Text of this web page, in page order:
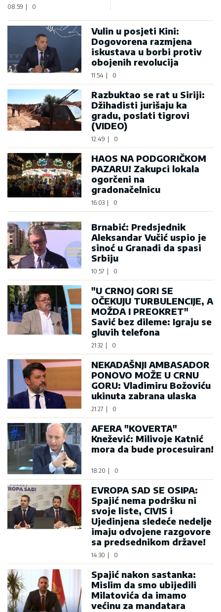
08:59 0
Vulin u posjeti Kini:
Dogovorena razmjena
iskustava u borbi protiv
obojenih revolucija
11:54 0
Razbuktao se rat u Siriji:
Džihadisti jurišaju ka
gradu, poslati tigrovi
(VIDEO)
12:49 0
HAOS NA PODGORIČKOM
PAZARU! Zakupci lokala
ogorčeni na
gradonačelnicu
16:03 0
Brnabić: Predsjednik
Aleksandar Vučić uspio je
sinoć u Granadi da spasi
Srbiju
10:57 0
"U CRNOJ GORI SE
OČEKUJU TURBULENCIJE, A
MOŽDA I PREOKRET"
Savić bez dileme: Igraju se
gluvih telefona
21:32 0
NEKADAŠNJI AMBASADOR
PONOVO MOŽE U CRNU
GORU: Vladimiru Božoviću
ukinuta zabrana ulaska
21:27 0
AFERA "KOVERTA"
Knežević: Milivoje Katnić
mora da bude procesuiran!
18:20 0
EVROPA SAD SE OSIPA:
Spajić nema podršku ni
svoje liste, CIVIS i
Ujedinjena sledeće nedelje
imaju odvojene razgovore
sa predsednikom države!
14:30 0
Spajić nakon sastanka:
Mislim da smo ubijedili
Milatovića da imamo
većinu za mandatara